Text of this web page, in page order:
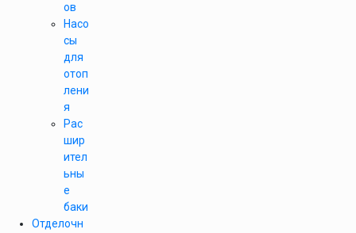
ов
Насо
сы
для
отоп
лени
я
Рас
шир
ител
ьны
е
баки
Отделочн